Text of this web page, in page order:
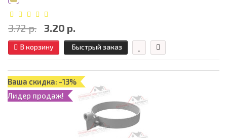
3.72 р. 3.20 р.
В корзину Быстрый заказ
Ваша скидка: -13%
Лидер продаж!